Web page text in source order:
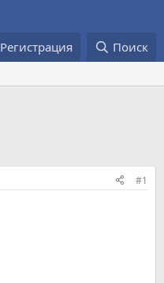
Регистрация Поиск
#1